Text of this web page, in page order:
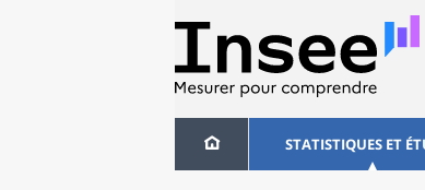
STATISTIQUES ET